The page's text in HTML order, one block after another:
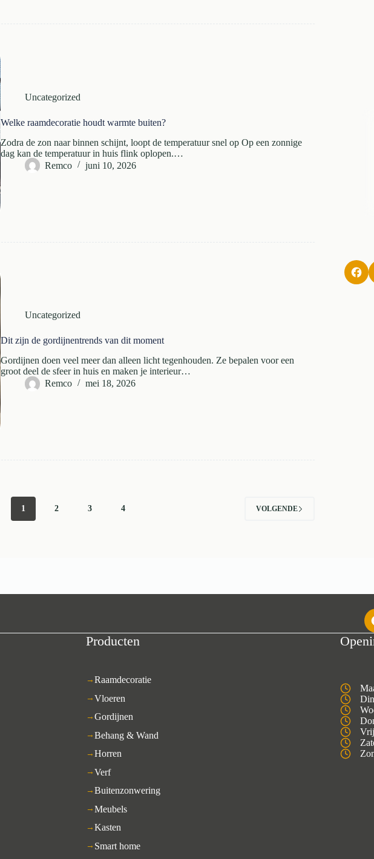
Uncategorized
Welke raamdecoratie houdt warmte buiten?
Zodra de zon naar binnen schijnt, loopt de temperatuur snel op Op een zonnige
dag kan de temperatuur in huis flink oplopen.…
Remco
juni 10, 2026
Uncategorized
Dit zijn de gordijnentrends van dit moment
Gordijnen doen veel meer dan alleen licht tegenhouden. Ze bepalen voor een
groot deel de sfeer in huis en maken je interieur…
Remco
mei 18, 2026
1 2 3 4 VOLGENDE
Producten
Raamdecoratie
Vloeren
Gordijnen
Behang & Wand
Horren
Verf
Buitenzonwering
Meubels
Kasten
Smart home